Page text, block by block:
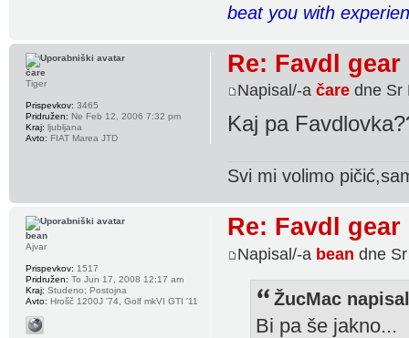
beat you with
Re: Favdl
Napisal/-ačare dne Sr
Kaj pa
Svi mi volimo
čare
Tiger
Prispevkov: 3465
Pridružen: Ne Feb 12, 2006 7:32 pm
Kraj: ljubljana
Avto: FIAT Marea JTD
Re: Favdl
Napisal/-a bean dne
ŽucMac
Bi pa še jakno...
bean
Ajvar
Prispevkov: 1517
Pridružen: To Jun 17, 2008 12:17 am
Kraj: Studeno; Postojna
Avto: Hrošč 1200J '74, Golf mkVI GTI '11